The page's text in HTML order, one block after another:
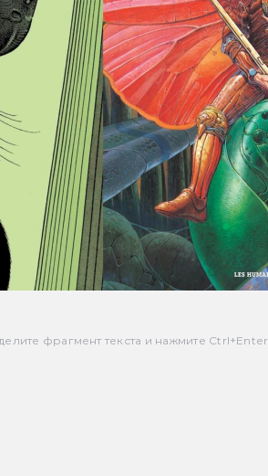
фрагмент текста и нажмите Ctrl+Enter.